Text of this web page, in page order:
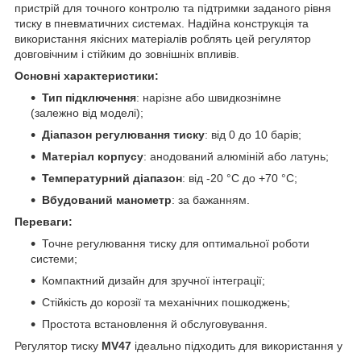
пристрій для точного контролю та підтримки заданого рівня
тиску в пневматичних системах. Надійна конструкція та
використання якісних матеріалів роблять цей регулятор
довговічним і стійким до зовнішніх впливів.
Основні характеристики:
Тип підключення: нарізне або швидкознімне
(залежно від моделі);
Діапазон регулювання тиску: від 0 до 10 барів;
Матеріал корпусу: анодований алюміній або латунь;
Температурний діапазон: від -20 °C до +70 °C;
Вбудований манометр: за бажанням.
Переваги:
Точне регулювання тиску для оптимальної роботи
системи;
Компактний дизайн для зручної інтеграції;
Стійкість до корозії та механічних пошкоджень;
Простота встановлення й обслуговування.
Регулятор тиску MV47 ідеально підходить для використання у